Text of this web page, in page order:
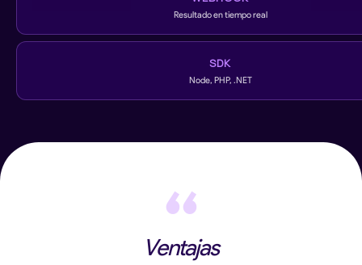
Resultado en tiempo real
SDK
Node, PHP, .NET
“
Ventajas